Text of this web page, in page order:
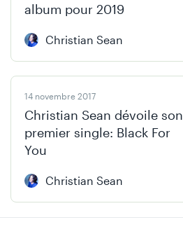
album pour 2019
Christian Sean
14 novembre 2017
Christian Sean dévoile son
premier single: Black For
You
Christian Sean